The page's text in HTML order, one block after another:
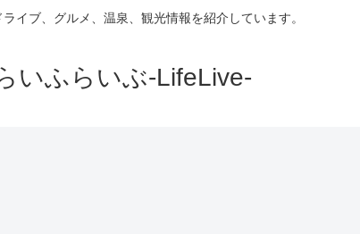
イブ、グルメ、温泉、観光情報を紹介しています。
いふらいぶ-LifeLive-